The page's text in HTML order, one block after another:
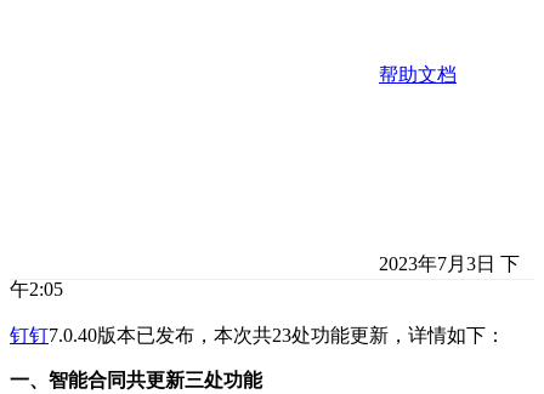
帮助文档
2023年7月3日 下
午2:05
钉钉7.0.40版本已发布，本次共23处功能更新，详情如下：
一、智能合同共更新三处功能